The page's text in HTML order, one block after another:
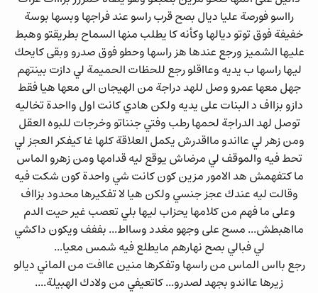
رااسو فورصة عليا ديال بصح قرب راسو عند فراجها وبسها بوسة
خفيفة فوق توتو ديالها وكأنه كا يطلب منها السماح بطريقتو وهبط
عليها الشميز ورجع عندها هز راسها وحطو فوق صدرو وبقى كايحك
ليها راسها ب يديه وعااقلو رجع للحظات الحميمة لي دازت بينتهم
جهل معها عمرو وصل للهد دراجة من الهيجان الى معها هيا فقط
دازو بزااف د البنات على يديه ولكن هادي كانت اول وااحدة تخاليه
توصل لهد الدراجة لحمها رطب وفتي جنناتو وخرجات للبوه العقل
ومن زهر لي عااندو مااقدرش يكمل العلاقة كلها غا كيفكر العجز لي
تحط فيه والموقف لي مرضاش يوقع ليه قدامها ومن زهرو الماس
ما كتفهمش هد الامور مزين كون كانت شي واحدة كون شكت فيه
وقالت ليه عندك عجز جنسي ولكن هيا لا تفكيرها محدود بزااف
وعلى ما فهم من كلامها يحزاب ليها بلي تعصب غير حيت الدم
مااهبطش... مسح على وجهو مغدد وسااط... بففف ويكون داكشي
لي فبالي بصح نهارهم مايطلع فيه شمس معيا...
رجع بااس الماس من راسها وتفكرها منين عاافت من الماني ديالو
زيرها عااندو بجهد لصدرو... كاتعيفي من ولادك الهبيلة....